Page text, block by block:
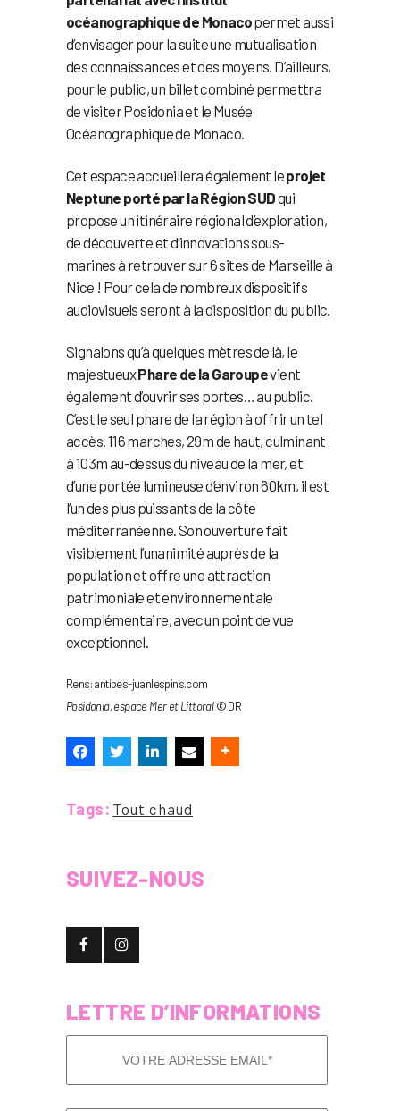
océanographique de Monacopermet aussi
d’envisager pour la suite une mutualisation
des connaissances et des moyens. D’ailleurs,
pour le public, un billet combiné permettra
de visiter Posidonia et le Musée
Océanographique de Monaco.
Cet espace accueillera également leprojet
Neptune porté par la Région SUDqui
propose un itinéraire régional d’exploration,
de découverte et d’innovations sous-
marines à retrouver sur 6 sites de Marseille à
Nice ! Pour cela de nombreux dispositifs
audiovisuels seront à la disposition du public.
Signalons qu’à quelques mètres de là, le
majestueuxPhare de la Garoupevient
également d’ouvrir ses portes… au public.
C’est le seul phare de la région à offrir un tel
accès. 116 marches, 29m de haut, culminant
à 103m au-dessus du niveau de la mer, et
d’une portée lumineuse d’environ 60km, il est
l’un des plus puissants de la côte
méditerranéenne. Son ouverture fait
visiblement l’unanimité auprès de la
population et offre une attraction
patrimoniale et environnementale
complémentaire, avec un point de vue
exceptionnel.
Rens: antibes-juanlespins.com
Posidonia, espace Mer et Littoral© DR
Tags: Tout chaud
SUIVEZ-NOUS
LETTRE D’INFORMATIONS